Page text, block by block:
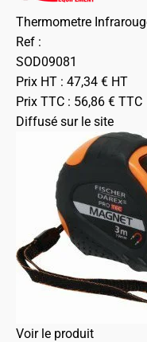
Thermometre
Ref :
SOD09081
Prix HT : 47,34 € HT
Prix TTC : 56,86 € TTC
Diffusé sur le site
Voir le produit